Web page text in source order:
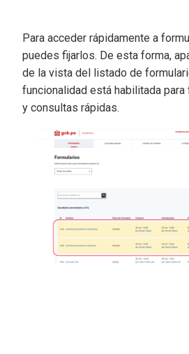
Para acceder rápidamente a
puedes fijarlos. De esta forma,
de la vista del listado de
funcionalidad está habilitada
y consultas rápidas.